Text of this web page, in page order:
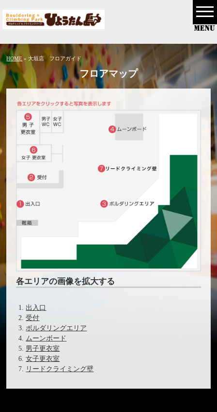
HOME » 大垣店 フロアガイド
フロアマップ
各エリアの画像を拡大する
出入口
受付
ボルダリングエリア
ムーンボード
男子更衣室
女子更衣室
リードクライミング壁